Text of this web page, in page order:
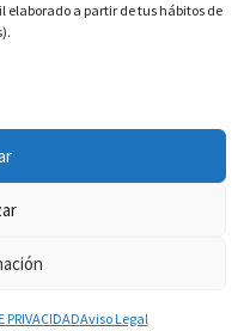
elaborado a partir de tus hábitos de
PRIVACIDADAviso Legal
de whatsapp
con